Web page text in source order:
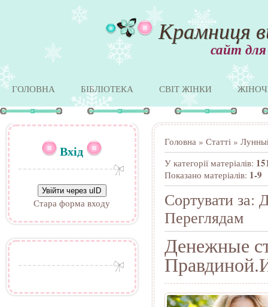
Крамниця
сайт
ГОЛОВНА БІБЛІОТЕКА СВІТ ЖІНКИ
Головна » Статті »
У категорії матеріалів:
Показано матеріалів: 1-9
Сортувати за:
Переглядам
Денежные
Вхід
Увійти через uID
Стара форма входу